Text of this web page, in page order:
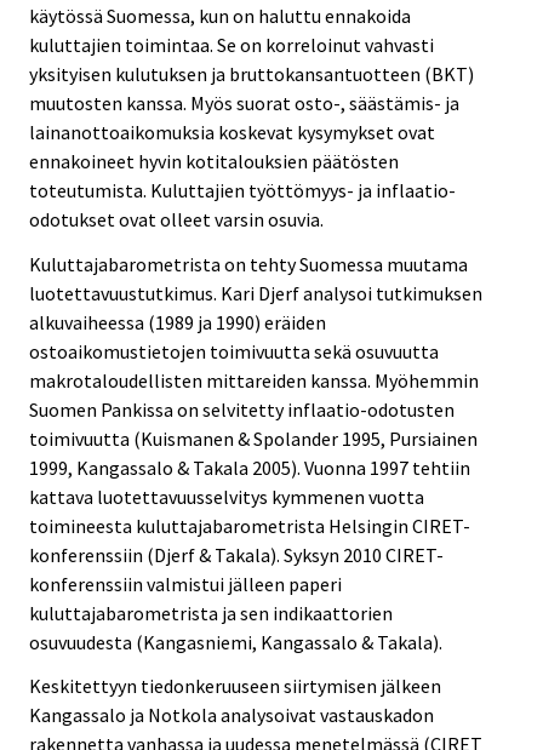
käytössä Suomessa, kun on haluttu ennakoida
kuluttajien toimintaa. Se on korreloinut vahvasti
yksityisen kulutuksen ja bruttokansantuotteen (BKT)
muutosten kanssa. Myös suorat osto-, säästämis- ja
lainanottoaikomuksia koskevat kysymykset ovat
ennakoineet hyvin kotitalouksien päätösten
toteutumista. Kuluttajien työttömyys- ja inflaatio-
odotukset ovat olleet varsin osuvia.
Kuluttajabarometrista on tehty Suomessa muutama
luotettavuustutkimus. Kari Djerf analysoi tutkimuksen
alkuvaiheessa (1989 ja 1990) eräiden
ostoaikomustietojen toimivuutta sekä osuvuutta
makrotaloudellisten mittareiden kanssa. Myöhemmin
Suomen Pankissa on selvitetty inflaatio-odotusten
toimivuutta (Kuismanen & Spolander 1995, Pursiainen
1999, Kangassalo & Takala 2005). Vuonna 1997 tehtiin
kattava luotettavuusselvitys kymmenen vuotta
toimineesta kuluttajabarometrista Helsingin CIRET-
konferenssiin (Djerf & Takala). Syksyn 2010 CIRET-
konferenssiin valmistui jälleen paperi
kuluttajabarometrista ja sen indikaattorien
osuvuudesta (Kangasniemi, Kangassalo & Takala).
Keskitettyyn tiedonkeruuseen siirtymisen jälkeen
Kangassalo ja Notkola analysoivat vastauskadon
rakennetta vanhassa ja uudessa menetelmässä (CIRET